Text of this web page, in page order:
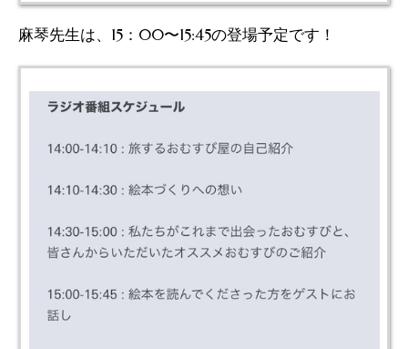
麻琴先生は、15：00〜15:45の登場予定です！